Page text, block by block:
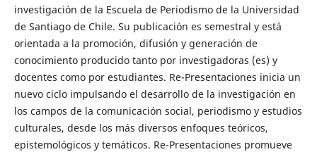
investigación de la Escuela de Periodismo de la Universidad
de Santiago de Chile. Su publicación es semestral y está
orientada a la promoción, difusión y generación de
conocimiento producido tanto por investigadoras (es) y
docentes como por estudiantes. Re-Presentaciones inicia un
nuevo ciclo impulsando el desarrollo de la investigación en
los campos de la comunicación social, periodismo y estudios
culturales, desde los más diversos enfoques teóricos,
epistemológicos y temáticos. Re-Presentaciones promueve